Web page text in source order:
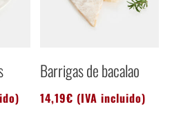
Barrigas de bacalao
14,19€ (IVA incluido)